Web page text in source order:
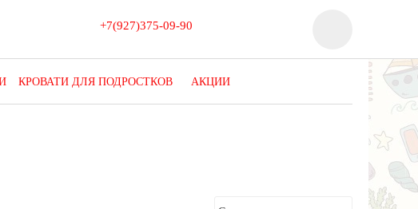
+7(927)375-09-90
КРОВАТИ ДЛЯ ПОДРОСТКОВ АКЦИИ